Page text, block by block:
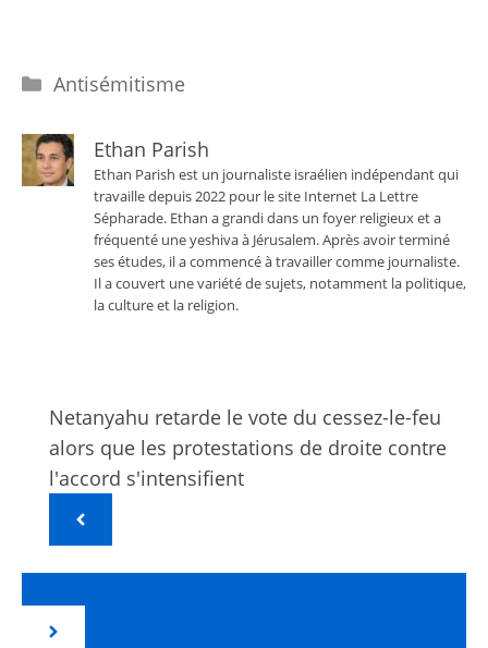
Catégories
Antisémitisme
Ethan Parish
Ethan Parish est un journaliste israélien indépendant qui
travaille depuis 2022 pour le site Internet La Lettre
Sépharade. Ethan a grandi dans un foyer religieux et a
fréquenté une yeshiva à Jérusalem. Après avoir terminé
ses études, il a commencé à travailler comme journaliste.
Il a couvert une variété de sujets, notamment la politique,
la culture et la religion.
Netanyahu retarde le vote du cessez-le-feu
alors que les protestations de droite contre
l'accord s'intensifient